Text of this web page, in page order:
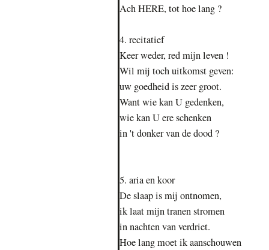
Ach HERE, tot hoe lang ?
4. recitatief
Keer weder, red mijn leven !
Wil mij toch uitkomst geven:
uw goedheid is zeer groot.
Want wie kan U gedenken,
wie kan U ere schenken
in 't donker van de dood ?
5. aria en koor
De slaap is mij ontnomen,
ik laat mijn tranen stromen
in nachten van verdriet.
Hoe lang moet ik aanschouwen